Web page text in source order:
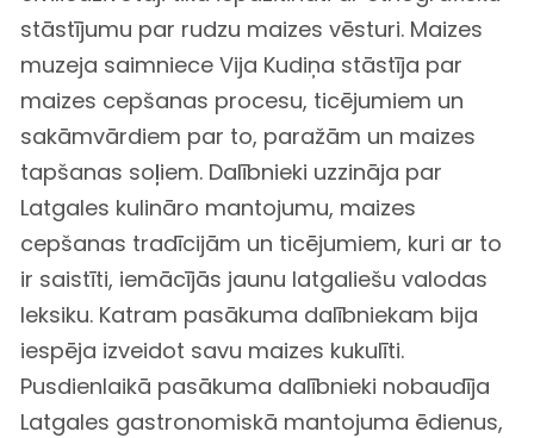
stāstījumu par rudzu maizes vēsturi. Maizes
muzeja saimniece Vija Kudiņa stāstīja par
maizes cepšanas procesu, ticējumiem un
sakāmvārdiem par to, paražām un maizes
tapšanas soļiem. Dalībnieki uzzināja par
Latgales kulināro mantojumu, maizes
cepšanas tradīcijām un ticējumiem, kuri ar to
ir saistīti, iemācījās jaunu latgaliešu valodas
leksiku. Katram pasākuma dalībniekam bija
iespēja izveidot savu maizes kukulīti.
Pusdienlaikā pasākuma dalībnieki nobaudīja
Latgales gastronomiskā mantojuma ēdienus,